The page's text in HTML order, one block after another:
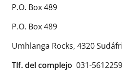
P.O. Box 489
P.O. Box 489
Umhlanga Rocks, 4320
Tlf. del complejo 031-5612259